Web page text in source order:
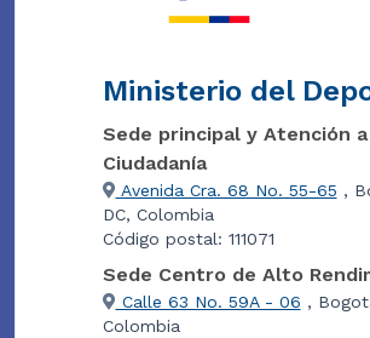
Ministerio del
Sede principal y Atención
Ciudadanía
Avenida Cra. 68 No. 55-65 ,
DC, Colombia
Código postal: 111071
Sede Centro de Alto
Calle 63 No. 59A - 06 ,
Colombia